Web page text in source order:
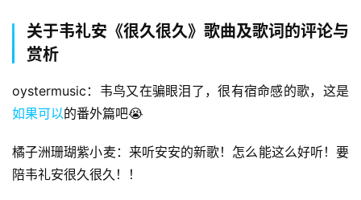
关于韦礼安《很久很久》歌曲及歌词的评论与
赏析
oystermusic：韦鸟又在骗眼泪了，很有宿命感的歌，这是
如果可以的番外篇吧😭
橘子洲珊瑚紫小麦：来听安安的新歌！怎么能这么好听！要
陪韦礼安很久很久！！